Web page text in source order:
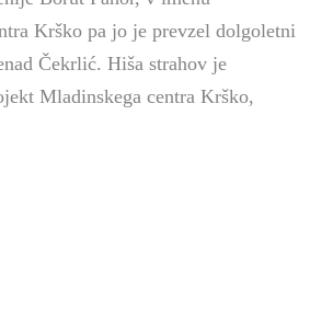
Krško pa jo je prevzel dolgoletni
Čekrlić. Hiša strahov je
Mladinskega centra Krško,